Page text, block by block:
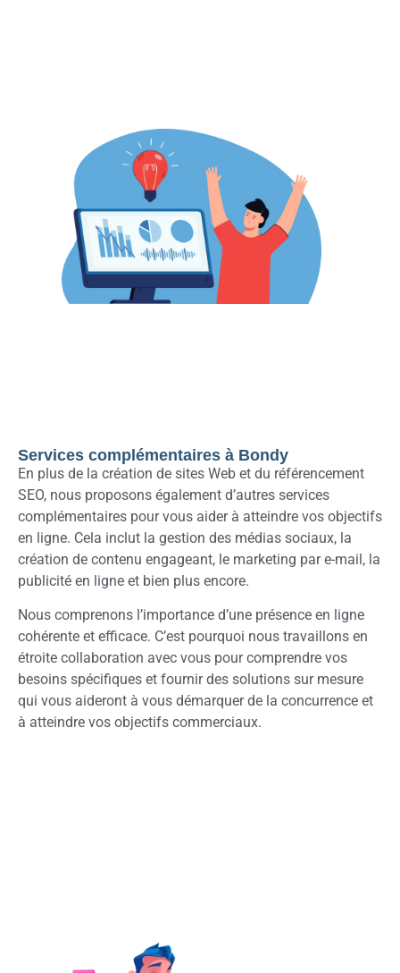
Services complémentaires à Bondy
En plus de la création de sites Web et du référencement
SEO, nous proposons également d’autres services
complémentaires pour vous aider à atteindre vos objectifs
en ligne. Cela inclut la gestion des médias sociaux, la
création de contenu engageant, le marketing par e-mail, la
publicité en ligne et bien plus encore.
Nous comprenons l’importance d’une présence en ligne
cohérente et efficace. C’est pourquoi nous travaillons en
étroite collaboration avec vous pour comprendre vos
besoins spécifiques et fournir des solutions sur mesure
qui vous aideront à vous démarquer de la concurrence et
à atteindre vos objectifs commerciaux.